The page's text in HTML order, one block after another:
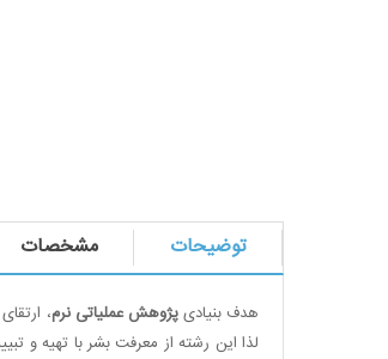
توضیحات مشخصات
هدف بنیادیپژوهش عملیاتی نرم،
لذا این رشته از معرفت بشر با تهیه و